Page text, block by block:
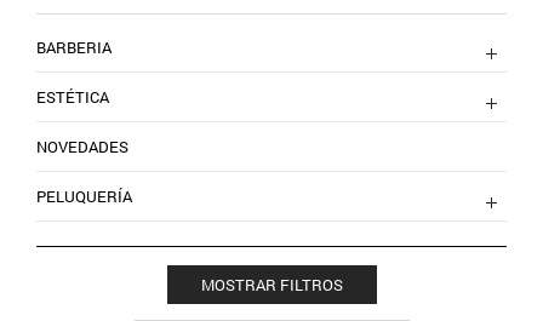
MOSTRAR FILTROS
BARBERIA
ESTÉTICA
NOVEDADES
PELUQUERÍA